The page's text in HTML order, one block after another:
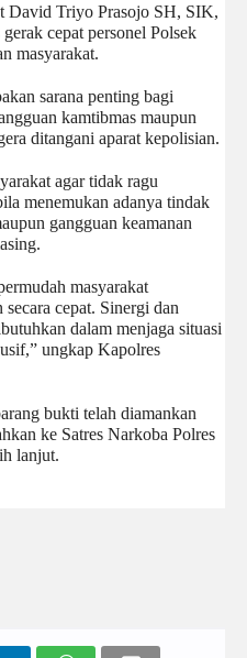
David Triyo Prasojo SH, SIK,
cepat personel Polsek
masyarakat.
sarana penting bagi
kamtibmas maupun
ditangani aparat kepolisian.
agar tidak ragu
menemukan adanya tindak
gangguan keamanan
masyarakat
cepat. Sinergi dan
dalam menjaga situasi
ungkap Kapolres
bukti telah diamankan
ke Satres Narkoba Polres
lanjut.